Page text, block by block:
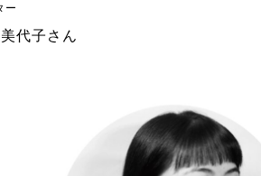
ー
代子さん